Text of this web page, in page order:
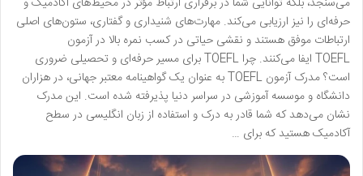
حرفه‌ای را نیز ارزیابی می‌کند. مهارت‌های شنیداری و گفتاری، ستون‌های اصلی
ارتباطات موفق هستند و نقشی حیاتی در کسب نمره بالا در آزمون
TOEFL ایفا می‌کنند. چرا TOEFL برای مسیر حرفه‌ای و تحصیلی ضروری
است؟ مدرک آزمون TOEFL به عنوان یک گواهینامه معتبر جهانی، در هزاران
دانشگاه و موسسه آموزشی در سراسر دنیا پذیرفته شده است. این مدرک
نشان می‌دهد که شما قادر به درک و استفاده از زبان انگلیسی در سطح
آکادمیک هستید که برای …